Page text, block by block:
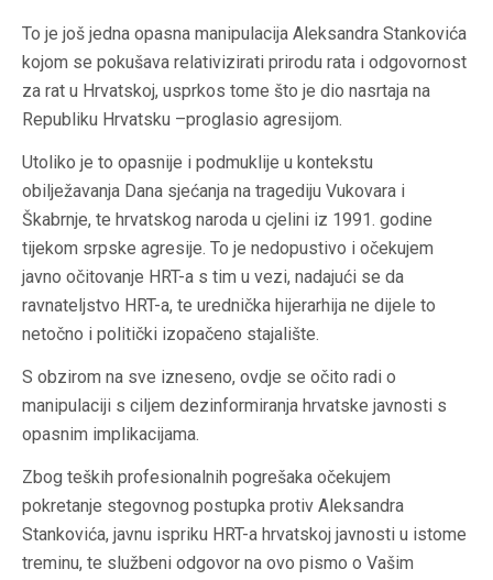
To je još jedna opasna manipulacija Aleksandra Stankovića
kojom se pokušava relativizirati prirodu rata i odgovornost
za rat u Hrvatskoj, usprkos tome što je dio nasrtaja na
Republiku Hrvatsku –proglasio agresijom.
Utoliko je to opasnije i podmuklije u kontekstu
obilježavanja Dana sjećanja na tragediju Vukovara i
Škabrnje, te hrvatskog naroda u cjelini iz 1991. godine
tijekom srpske agresije. To je nedopustivo i očekujem
javno očitovanje HRT-a s tim u vezi, nadajući se da
ravnateljstvo HRT-a, te urednička hijerarhija ne dijele to
netočno i politički izopačeno stajalište.
S obzirom na sve izneseno, ovdje se očito radi o
manipulaciji s ciljem dezinformiranja hrvatske javnosti s
opasnim implikacijama.
Zbog teških profesionalnih pogrešaka očekujem
pokretanje stegovnog postupka protiv Aleksandra
Stankovića, javnu ispriku HRT-a hrvatskoj javnosti u istome
treminu, te službeni odgovor na ovo pismo o Vašim